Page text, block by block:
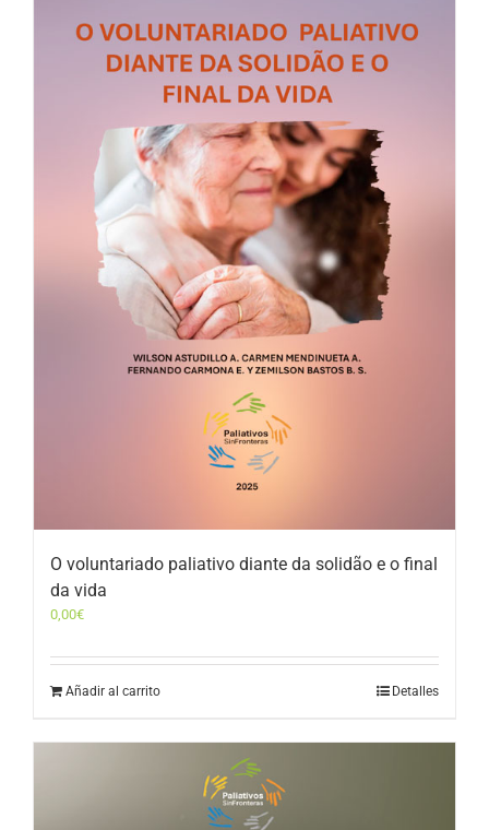
O voluntariado paliativo diante da solidão e o final
da vida
0,00€
Añadir al carrito Detalles